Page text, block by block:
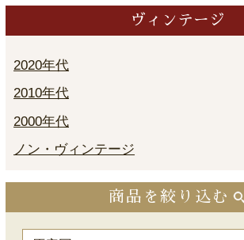
ヴィンテージ
2020年代
2010年代
2000年代
ノン・ヴィンテージ
商品を絞り込む